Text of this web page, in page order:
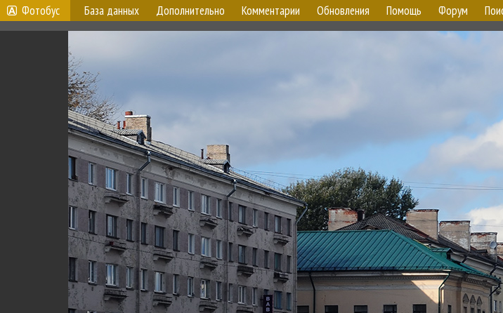
Фотобус База данных Дополнительно Комментарии Обновления Помощь Форум